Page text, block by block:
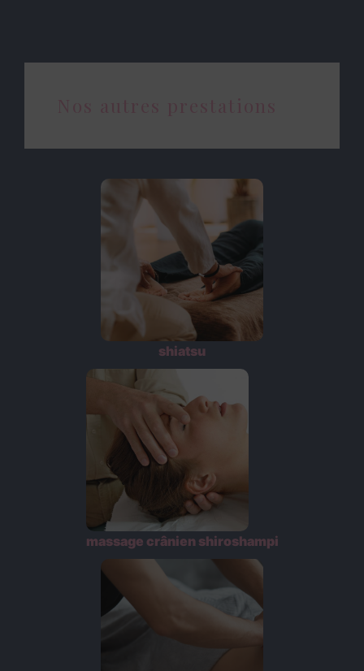
shiatsu
massage crânien shiroshampi